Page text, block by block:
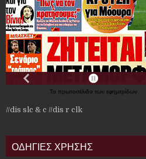
Τα πρωτοσέλιδα των εφημερίδων
//dis slc & c //dis r clk
ΟΔΗΓΙΕΣ ΧΡΗΣΗΣ